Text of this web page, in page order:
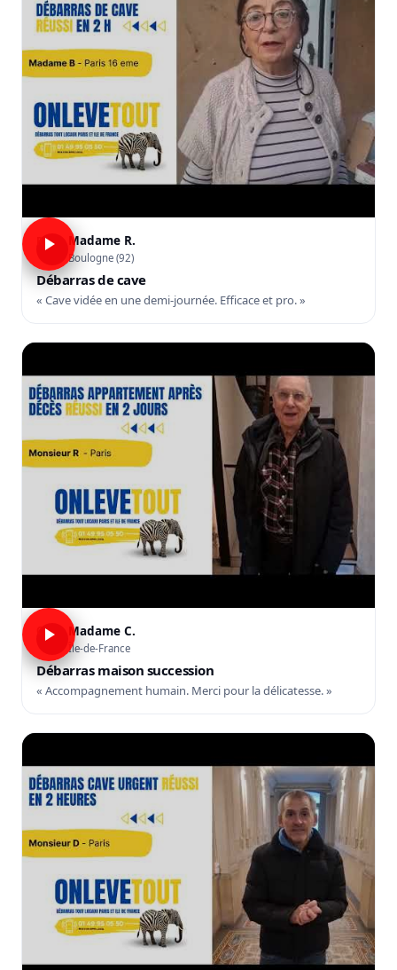
Madame R.
Boulogne (92)
Débarras de cave
« Cave vidée en une demi-journée. Efficace et pro. »
Madame C.
Île-de-France
Débarras maison succession
« Accompagnement humain. Merci pour la délicatesse. »